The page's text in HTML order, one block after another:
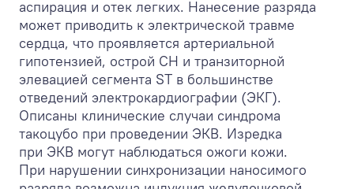
аспирация и отек легких. Нанесение разряда
может приводить к электрической травме
сердца, что проявляется артериальной
гипотензией, острой СН и транзиторной
элевацией сегмента ST в большинстве
отведений электрокардиографии (ЭКГ).
Описаны клинические случаи синдрома
такоцубо при проведении ЭКВ. Изредка
при ЭКВ могут наблюдаться ожоги кожи.
При нарушении синхронизации наносимого